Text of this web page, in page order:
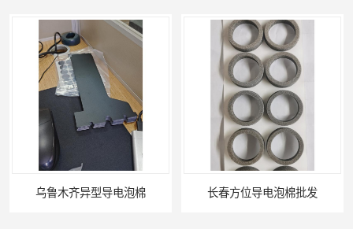
乌鲁木齐异型导电泡棉 长春方位导电泡棉批发